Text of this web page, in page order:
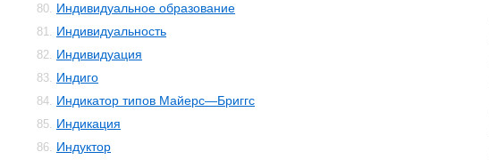
80. Индивидуальное образование
81. Индивидуальность
82. Индивидуация
83. Индиго
84. Индикатор типов Майерс—Бриггс
85. Индикация
86. Индуктор